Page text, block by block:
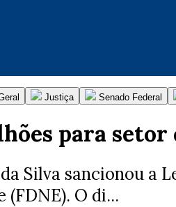
Justiça Senado Federal
para
Silva sancionou a
O di...